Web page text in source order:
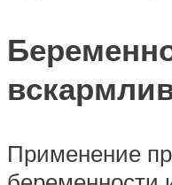
Применение